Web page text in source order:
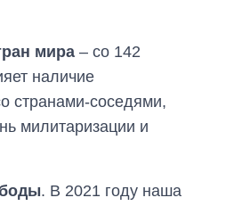
мира – со 142
наличие
странами-соседями,
милитаризации и
. В 2021 году наша